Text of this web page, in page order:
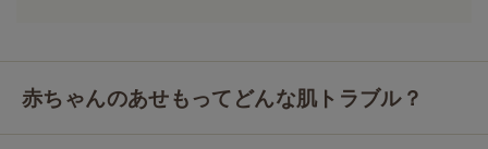
赤ちゃんのあせもってどんな肌トラブル？